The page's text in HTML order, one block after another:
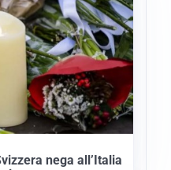
nega all’Italia